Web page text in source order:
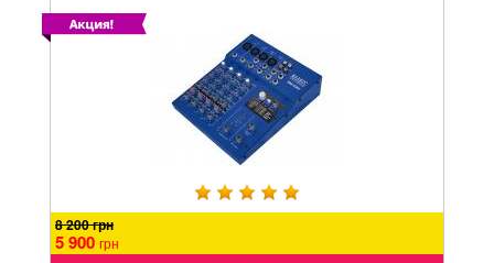
8 200 грн
5 900 грн